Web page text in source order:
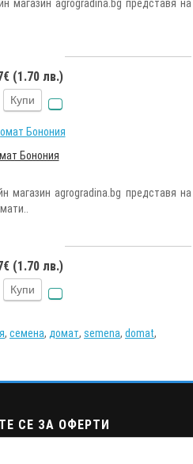
магазин agrogradina.bg представя на
(1.70 лв.)
Купи
Бонония
магазин agrogradina.bg представя на
(1.70 лв.)
Купи
, семена, домат, semena, domat,
СЕ ЗА ОФЕРТИ